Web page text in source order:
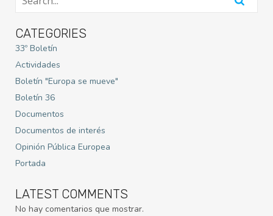
CATEGORIES
33º Boletín
Actividades
Boletín "Europa se mueve"
Boletín 36
Documentos
Documentos de interés
Opinión Pública Europea
Portada
LATEST COMMENTS
No hay comentarios que mostrar.